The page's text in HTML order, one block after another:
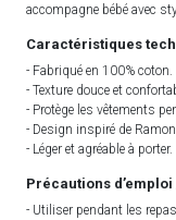
accompagne bébé avec
Caractéristiques
- Fabriqué en 100% coton.
- Texture douce et
- Protège les vêtements
- Design inspiré de
- Léger et agréable à porter.
Précautions
- Utiliser pendant les